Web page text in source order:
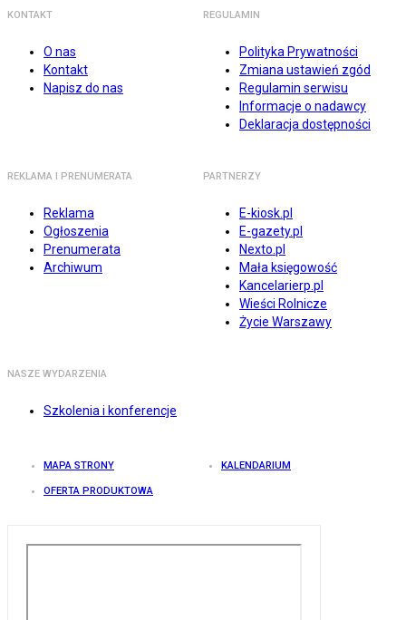
KONTAKT
O nas
Kontakt
Napisz do nas
REGULAMIN
Polityka Prywatności
Zmiana ustawień zgód
Regulamin serwisu
Informacje o nadawcy
Deklaracja dostępności
REKLAMA I PRENUMERATA
Reklama
Ogłoszenia
Prenumerata
Archiwum
PARTNERZY
E-kiosk.pl
E-gazety.pl
Nexto.pl
Mała księgowość
Kancelarierp.pl
Wieści Rolnicze
Życie Warszawy
NASZE WYDARZENIA
Szkolenia i konferencje
MAPA STRONY KALENDARIUM
OFERTA PRODUKTOWA